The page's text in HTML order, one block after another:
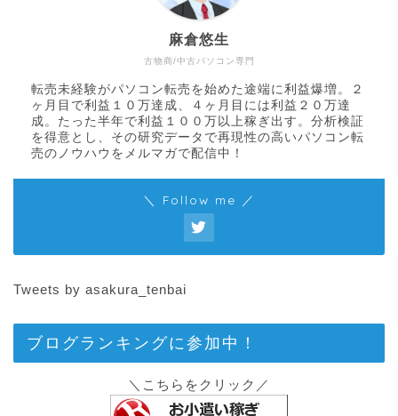
古物商/中古パソコン専門
麻倉悠生
転売未経験がパソコン転売を始めた途端に利益爆増。２
ヶ月目で利益１０万達成、４ヶ月目には利益２０万達
成。たった半年で利益１００万以上稼ぎ出す。分析検証
を得意とし、その研究データで再現性の高いパソコン転
売のノウハウをメルマガで配信中！
＼ Follow me ／
Tweets by asakura_tenbai
ブログランキングに参加中！
＼こちらをクリック／